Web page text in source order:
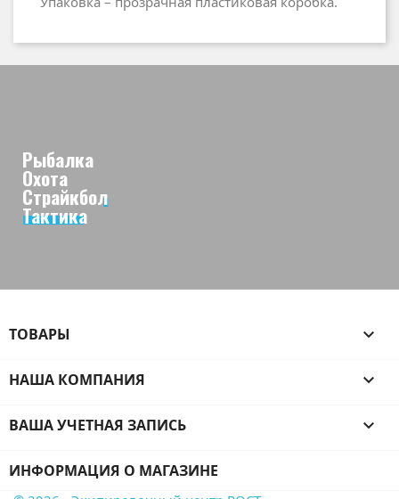
Рыбалка
Охота
Страйкбол
Тактика
ТОВАРЫ 
НАША КОМПАНИЯ 
ВАША УЧЕТНАЯ ЗАПИСЬ 
ИНФОРМАЦИЯ О МАГАЗИНЕ